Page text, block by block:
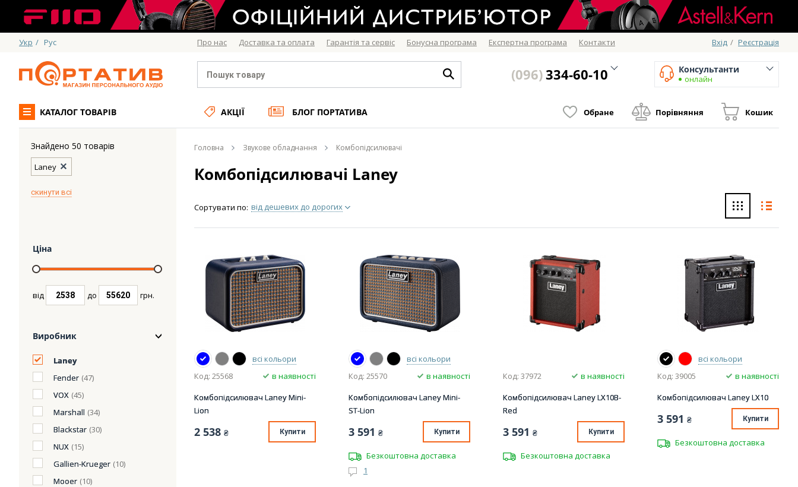
Укр / Рус Про нас Доставка та оплата Гарантія та сервіс Бонусна програма Експертна програма Контакти Вхід / Реєстрація
(096)334-60-10 Консультанти
онлайн
КАТАЛОГ ТОВАРІВ АКЦІЇ БЛОГ ПОРТАТИВА Обране Порівняння Кошик
Ціна
від до грн.
Виробник
Laney
Fender (47)
VOX (45)
Marshall (34)
Blackstar (30)
NUX (15)
Gallien-Krueger (10)
Mooer (10)
Знайдено 50 товарів
Laney
скинути всі
Головна Звукове обладнання Комбопідсилювачі
Комбопідсилювачі Laney
Сортувати по: від дешевих до дорогих
всі кольори
Код: 25568
в наявності
Комбопідсилювач Laney Mini-
Lion
2 538 ₴ Купити
всі кольори
Код: 25570
в наявності
Комбопідсилювач Laney Mini-
ST-Lion
3 591 ₴ Купити
Безкоштовна доставка
1
Код: 37972
в наявності
Комбопідсилювач Laney LX10B-
Red
3 591 ₴ Купити
Безкоштовна доставка
всі кольори
Код: 39005
в наявності
Комбопідсилювач Laney LX10
3 591 ₴ Купити
Безкоштовна доставка